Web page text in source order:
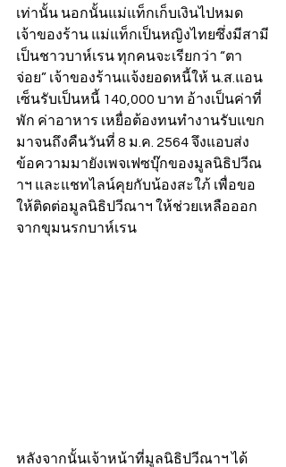
เท่านั้น นอกนั้นแม่แท็กเก็บเงินไปหมด
เจ้าของร้าน แม่แท็กเป็นหญิงไทยซึ่งมีสามี
เป็นชาวบาห์เรน ทุกคนจะเรียกว่า “ตา
จ่อย” เจ้าของร้านแจ้งยอดหนี้ให้ น.ส.แอน
เซ็นรับเป็นหนี้ 140,000 บาท อ้างเป็นค่าที่
พัก ค่าอาหาร เหยื่อต้องทนทำงานรับแขก
มาจนถึงคืนวันที่ 8 ม.ค. 2564 จึงแอบส่ง
ข้อความมายังเพจเฟซบุ๊กของมูลนิธิปวีณ
าฯ และแชทไลน์คุยกับน้องสะใภ้ เพื่อขอ
ให้ติดต่อมูลนิธิปวีณาฯ ให้ช่วยเหลือออก
จากขุมนรกบาห์เรน
หลังจากนั้นเจ้าหน้าที่มูลนิธิปวีณาฯ ได้